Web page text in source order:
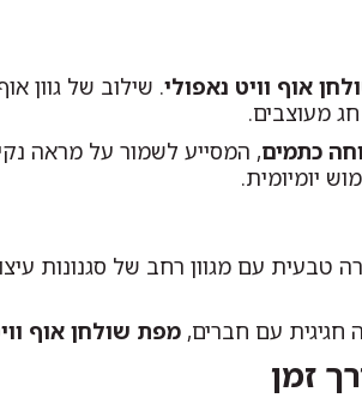
אוף וויט נאפולי. שילוב של גוון
מעוצבים.
כתמים, המסייע לשמור על מראה
יומיומית.
טבעית עם מגוון רחב של סגנונות
עם חברים, מפת שולחן אוף
זמן